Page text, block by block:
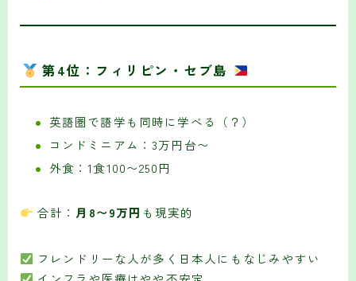
第4位：フィリピン・セブ島
英語圏で語学も同時に学べる（？）
コンドミニアム：3万円台〜
外食：1食100〜250円
合計： 月8〜9万円 も現実的
フレンドリーな人が多く日本人にもなじみやすい